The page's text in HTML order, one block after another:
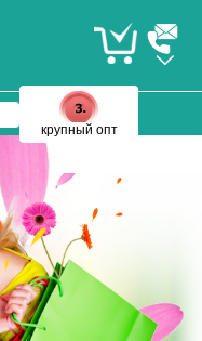
крупный опт